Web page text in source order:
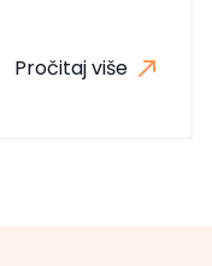
Pročitaj više